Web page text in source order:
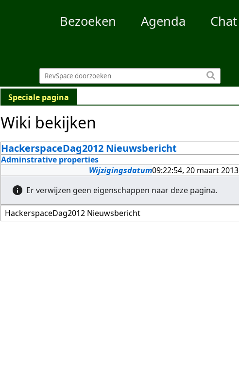
Bezoeken Agenda Chat
Speciale pagina
Wiki bekijken
HackerspaceDag2012 Nieuwsbericht
Adminstrative properties
Wijzigingsdatum09:22:54, 20 maart 2013
Er verwijzen geen eigenschappen naar deze pagina.